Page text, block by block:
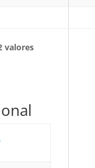
valores